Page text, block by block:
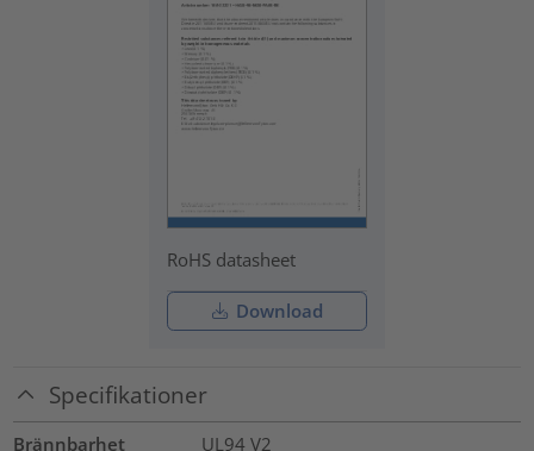
RoHS datasheet
Download
Specifikationer
Brännbarhet UL94 V2